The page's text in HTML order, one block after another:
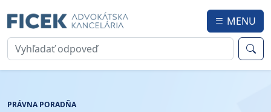
MENU
PRÁVNA PORADŇA